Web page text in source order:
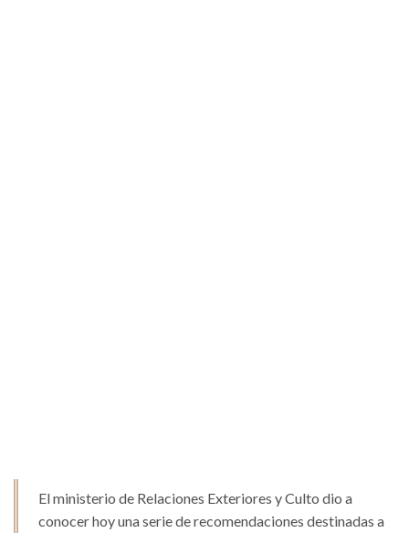
El ministerio de Relaciones Exteriores y Culto dio a
conocer hoy una serie de recomendaciones destinadas a